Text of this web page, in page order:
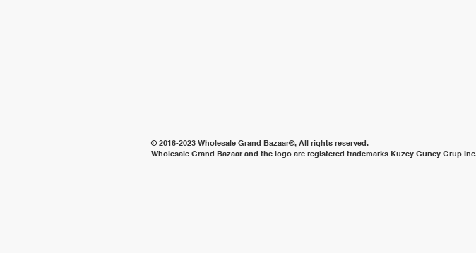
© 2016-2023 Wholesale Grand Bazaar®, All rights reserved.
Wholesale Grand Bazaar and the logo are registered trademarks Kuzey Guney Grup